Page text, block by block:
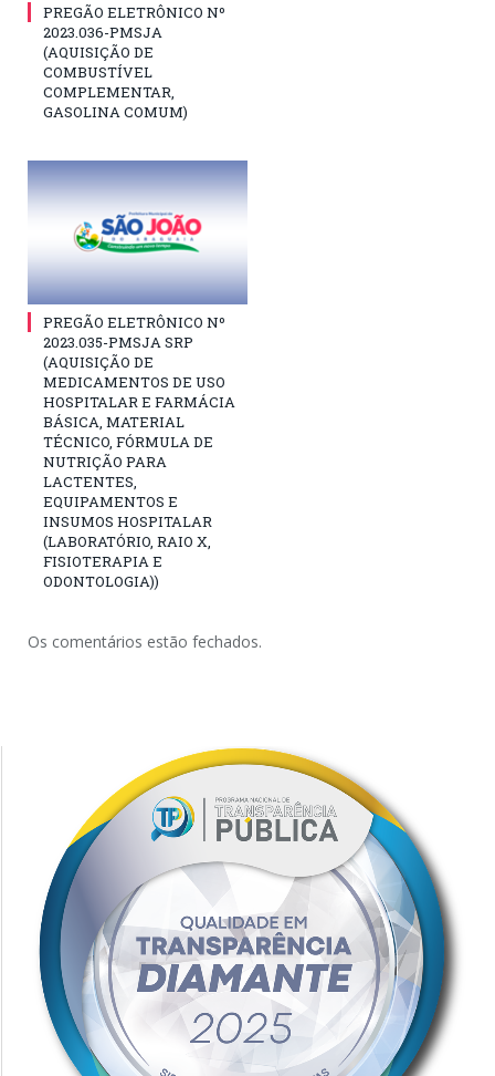
PREGÃO ELETRÔNICO Nº
2023.036-PMSJA
(AQUISIÇÃO DE
COMBUSTÍVEL
COMPLEMENTAR,
GASOLINA COMUM)
PREGÃO ELETRÔNICO Nº
2023.035-PMSJA SRP
(AQUISIÇÃO DE
MEDICAMENTOS DE USO
HOSPITALAR E FARMÁCIA
BÁSICA, MATERIAL
TÉCNICO, FÓRMULA DE
NUTRIÇÃO PARA
LACTENTES,
EQUIPAMENTOS E
INSUMOS HOSPITALAR
(LABORATÓRIO, RAIO X,
FISIOTERAPIA E
ODONTOLOGIA))
Os comentários estão fechados.